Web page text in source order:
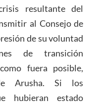
resultante del
al Consejo de
de su voluntad
de transición
fuera posible,
Arusha. Si los
hubieran estado